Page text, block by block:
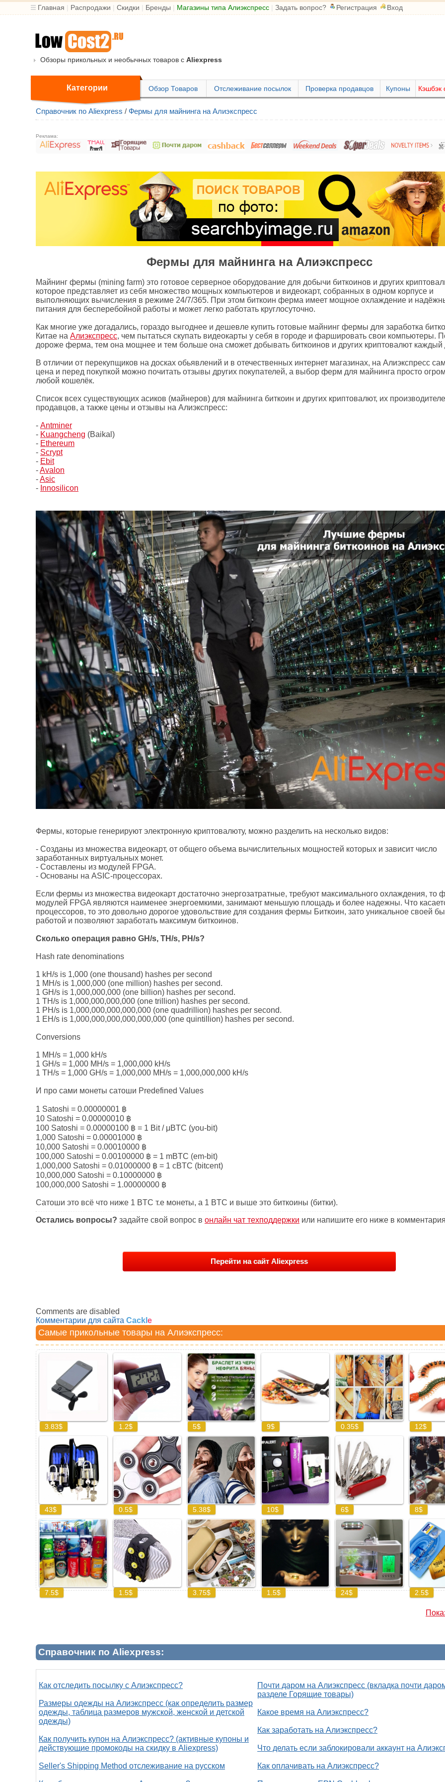
Главная | Распродажи | Скидки | Бренды | Магазины типа Алиэкспресс | Задать вопрос? Регистрация Вход
Обзоры прикольных и необычных товаров с Aliexpress
Категории Обзор Товаров Отслеживание посылок Проверка продавцов Купоны Кэшбэк
Справочник по Aliexpress / Фермы для майнинга на Алиэкспресс
Реклама:
Фермы для майнинга на Алиэкспресс
Майнинг фермы (mining farm) это готовое серверное оборудование для добычи биткоинов и других
которое представляет из себя множество мощных компьютеров и видеокарт, собранных в одном корпусе и
выполняющих вычисления в режиме 24/7/365. При этом биткоин ферма имеет мощное охлаждение и
питания для бесперебойной работы и может легко работать круглосуточно.
Как многие уже догадались, гораздо выгоднее и дешевле купить готовые майнинг фермы для заработка
Китае на Алиэкспресс, чем пытаться скупать видеокарты у себя в городе и фаршировать свои компьютеры.
дороже ферма, тем она мощнее и тем больше она сможет добывать биткоинов и других криптовалют каждый
В отличии от перекупщиков на досках обьявлений и в отечественных интернет магазинах, на Алиэкспресс
цена и перед покупкой можно почитать отзывы других покупателей, а выбор ферм для майнинга просто
любой кошелёк.
Список всех существующих асиков (майнеров) для майнинга биткоин и других криптовалют, их
продавцов, а также цены и отзывы на Алиэкспресс:
- Antminer
- Kuangcheng (Baikal)
- Ethereum
- Scrypt
- Ebit
-Avalon
-Asic
- Innosilicon
Фермы, которые генерируют электронную криптовалюту, можно разделить на несколько видов:
- Созданы из множества видеокарт, от общего объема вычислительных мощностей которых и зависит число
заработанных виртуальных монет.
- Составлены из модулей FPGA.
- Основаны на ASIC-процессорах.
Если фермы из множества видеокарт достаточно энергозатратные, требуют максимального охлаждения, то
модулей FPGA являются наименее энергоемкими, занимают меньшую площадь и более надежны. Что
процессоров, то это довольно дорогое удовольствие для создания фермы Биткоин, зато уникальное своей
работой и позволяют заработать максимум биткоинов.
Сколько операция равно GH/s, TH/s, PH/s?
Hash rate denominations
1 kH/s is 1,000 (one thousand) hashes per second
1 MH/s is 1,000,000 (one million) hashes per second.
1 GH/s is 1,000,000,000 (one billion) hashes per second.
1 TH/s is 1,000,000,000,000 (one trillion) hashes per second.
1 PH/s is 1,000,000,000,000,000 (one quadrillion) hashes per second.
1 EH/s is 1,000,000,000,000,000,000 (one quintillion) hashes per second.
Conversions
1 MH/s = 1,000 kH/s
1 GH/s = 1,000 MH/s = 1,000,000 kH/s
1 TH/s = 1,000 GH/s = 1,000,000 MH/s = 1,000,000,000 kH/s
И про сами монеты сатоши Predefined Values
1 Satoshi = 0.00000001 ฿
10 Satoshi = 0.00000010 ฿
100 Satoshi = 0.00000100 ฿ = 1 Bit / μBTC (you-bit)
1,000 Satoshi = 0.00001000 ฿
10,000 Satoshi = 0.00010000 ฿
100,000 Satoshi = 0.00100000 ฿ = 1 mBTC (em-bit)
1,000,000 Satoshi = 0.01000000 ฿ = 1 cBTC (bitcent)
10,000,000 Satoshi = 0.10000000 ฿
100,000,000 Satoshi = 1.00000000 ฿
Сатоши это всё что ниже 1 BTC т.е монеты, а 1 BTC и выше это биткоины (битки).
Остались вопросы? задайте свой вопрос в онлайн чат техподдержки или напишите его ниже в
Перейти на сайт Aliexpress
Comments are disabled
Комментарии для сайта Cackl e
Самые прикольные товары на Алиэкспресс:
Справочник по Aliexpress:
Как отследить посылку с Алиэкспресс?
Размеры одежды на Алиэкспресс (как определить размер
одежды, таблица размеров мужской, женской и детской
одежды)
Как получить купон на Алиэкспресс? (активные купоны и
действующие промокоды на скидку в Aliexpress)
Seller's Shipping Method отслеживание на русском
Почти даром на Алиэкспресс (вкладка почти
разделе Горящие товары)
Какое время на Алиэкспресс?
Как заработать на Алиэкспресс?
Что делать если заблокировали аккаунт на
Как оплачивать на Алиэкспресс?